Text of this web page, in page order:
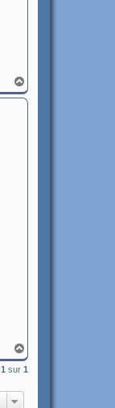
a
u
a
u
1 sur 1